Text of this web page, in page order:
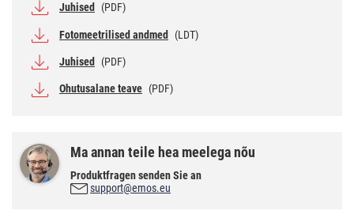
Juhised (PDF)
Fotomeetrilised andmed (LDT)
Juhised (PDF)
Ohutusalane teave (PDF)
Ma annan teile hea meelega nõu
Produktfragen senden Sie an
support@emos.eu